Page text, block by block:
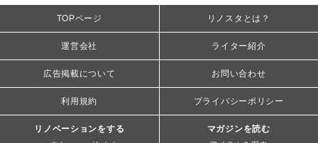
TOPページ リノスタとは？
運営会社 ライター紹介
広告掲載について お問い合わせ
利用規約 プライバシーポリシー
リノベーションをする マガジンを読む